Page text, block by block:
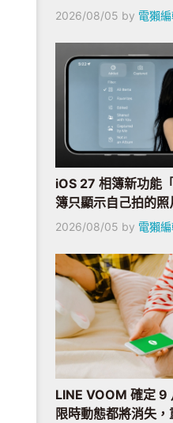
2026/08/05 by 電獺
iOS 27 相簿新功能
簿只顯示自己拍的照
2026/08/05 by 電獺
LINE VOOM 確定 9
限時動態都將消失